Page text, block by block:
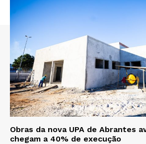
Obras da nova UPA de Abrantes
chegam a 40% de execução